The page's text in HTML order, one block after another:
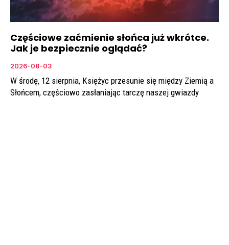
Częściowe zaćmienie słońca już wkrótce.
Jak je bezpiecznie oglądać?
2026-08-03
W środę, 12 sierpnia, Księżyc przesunie się między Ziemią a
Słońcem, częściowo zasłaniając tarczę naszej gwiazdy